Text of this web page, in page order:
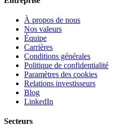
À propos de nous
Nos valeurs
Équipe
Carrières
Conditions générales
Politique de confidentialité
Paramètres des cookies
Relations investisseurs
Blog
LinkedIn
Secteurs